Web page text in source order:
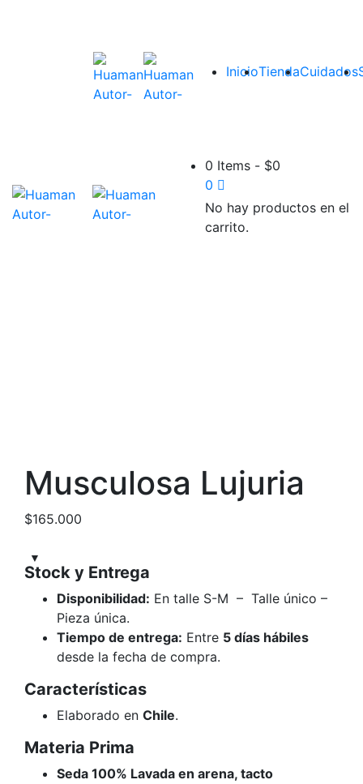
InicioTiendaCuidados
0 Items - $0
0
No hay productos en el
carrito.
Musculosa Lujuria
$165.000
Stock y Entrega
Disponibilidad: En talle S-M – Talle único –
Pieza única.
Tiempo de entrega: Entre 5 días hábiles
desde la fecha de compra.
Características
Elaborado en Chile.
Materia Prima
Seda 100% Lavada en arena, tacto